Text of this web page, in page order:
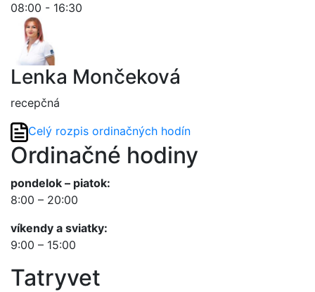
08:00 - 16:30
Lenka Mončeková
recepčná
Celý rozpis ordinačných hodín
Ordinačné hodiny
pondelok – piatok:
8:00 – 20:00
víkendy a sviatky:
9:00 – 15:00
Tatryvet